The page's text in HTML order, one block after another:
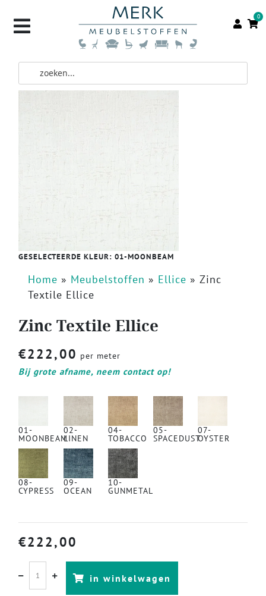
0
GESELECTEERDE KLEUR: 01-MOONBEAM
Home » Meubelstoffen » Ellice » Zinc
Textile Ellice
Zinc Textile Ellice
€222,00 per meter
Bij grote afname, neem contact op!
01-
MOONBEAM
02-
LINEN
04-
TOBACCO
05-
SPACEDUST
07-
OYSTER
08-
CYPRESS
09-
OCEAN
10-
GUNMETAL
€222,00
in winkelwagen